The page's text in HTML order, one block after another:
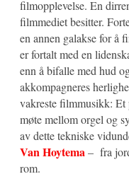
filmopplevelse. En
filmmediet besitter.
en annen galakse for å
er fortalt med en
enn å bifalle med hud
akkompagneres
vakreste filmmusikk: Et
møte mellom orgel og
av dette tekniske
Van Hoytema– fra
rom.